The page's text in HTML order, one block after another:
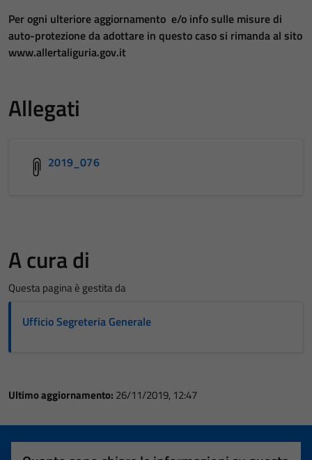
Per ogni ulteriore aggiornamento e/o info sulle misure di
auto-protezione da adottare in questo caso si rimanda al sito
www.allertaliguria.gov.it
Allegati
2019_076
A cura di
Questa pagina è gestita da
Ufficio Segreteria Generale
Ultimo aggiornamento: 26/11/2019, 12:47